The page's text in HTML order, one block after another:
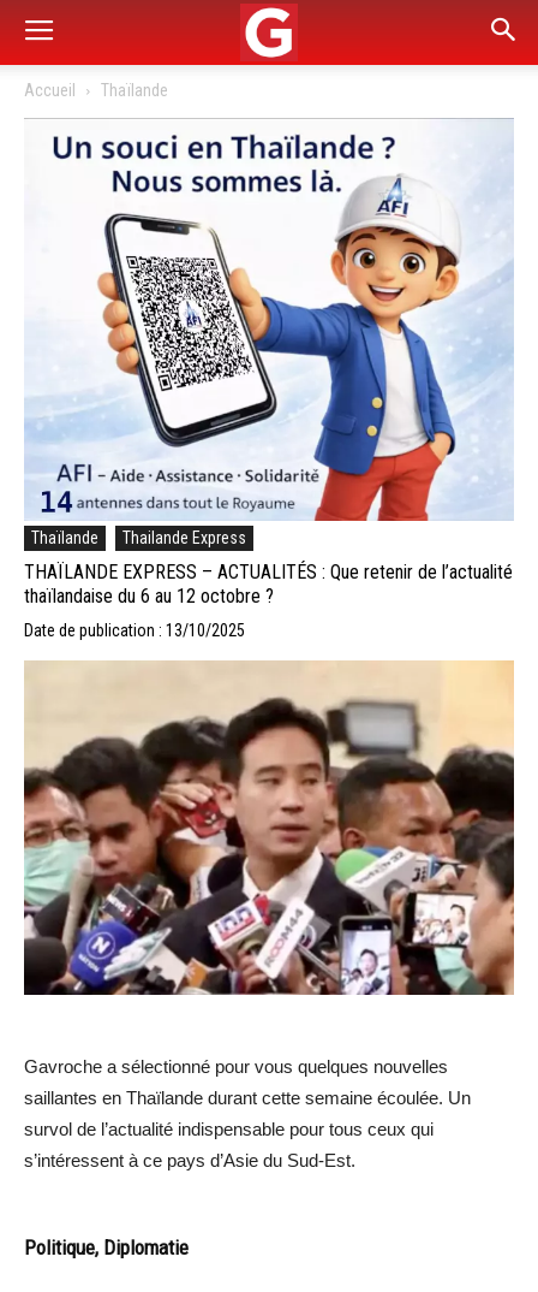
Accueil Thaïlande
Thaïlande Thailande Express
THAÏLANDE EXPRESS – ACTUALITÉS : Que retenir de l’actualité
thaïlandaise du 6 au 12 octobre ?
Date de publication : 13/10/2025
Gavroche a sélectionné pour vous quelques nouvelles
saillantes en Thaïlande durant cette semaine écoulée. Un
survol de l’actualité indispensable pour tous ceux qui
s’intéressent à ce pays d’Asie du Sud-Est.
Politique, Diplomatie